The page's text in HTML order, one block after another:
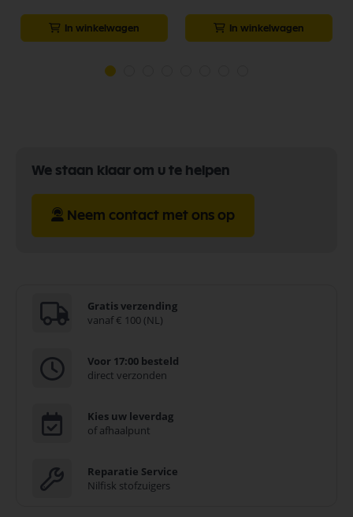
In winkelwagen In winkelwagen
We staan klaar om u te helpen
Neem contact met ons op
Gratis verzending
vanaf € 100 (NL)
Voor 17:00 besteld
direct verzonden
Kies uw leverdag
of afhaalpunt
Reparatie Service
Nilfisk stofzuigers